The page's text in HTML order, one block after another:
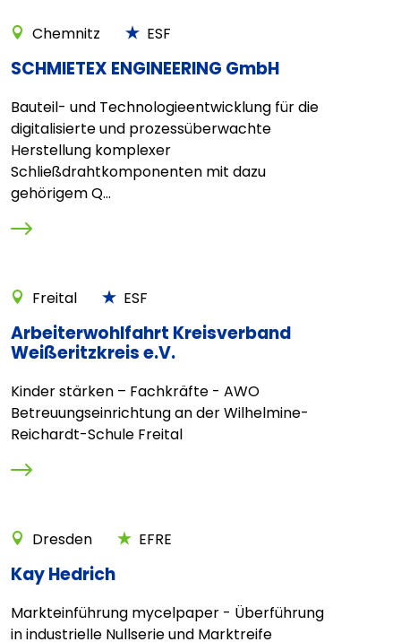
Chemnitz ESF
SCHMIETEX ENGINEERING GmbH
Bauteil- und Technologieentwicklung für die
digitalisierte und prozessüberwachte
Herstellung komplexer
Schließdrahtkomponenten mit dazu
gehörigem Q...
Freital ESF
Arbeiterwohlfahrt Kreisverband
Weißeritzkreis e.V.
Kinder stärken – Fachkräfte - AWO
Betreuungseinrichtung an der Wilhelmine-
Reichardt-Schule Freital
Dresden EFRE
Kay Hedrich
Markteinführung mycelpaper - Überführung
in industrielle Nullserie und Marktreife